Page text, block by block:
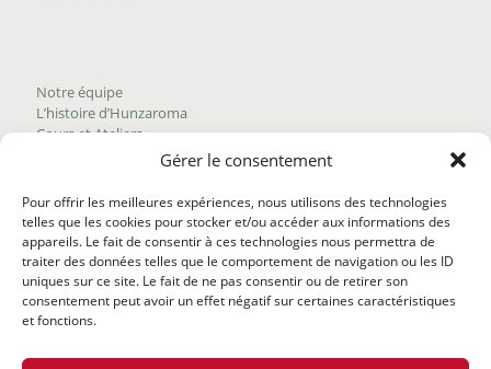
Gérer le consentement
Pour offrir les meilleures expériences, nous utilisons des technologies
telles que les cookies pour stocker et/ou accéder aux informations des
appareils. Le fait de consentir à ces technologies nous permettra de
traiter des données telles que le comportement de navigation ou les ID
uniques sur ce site. Le fait de ne pas consentir ou de retirer son
consentement peut avoir un effet négatif sur certaines caractéristiques
et fonctions.
Notre équipe
L’histoire d’Hunzaroma
Cours et Ateliers
Trouver nos produits
Politique de frais d'envoi
Termes et conditions
Politique de remboursement